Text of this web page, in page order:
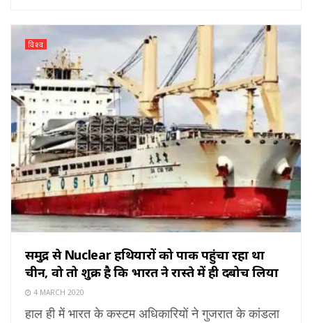
विश्व
समुद्र से Nuclear हथियारों को पाक पहुंचा रहा था
चीन, वो तो शुक्र है कि भारत ने रास्ते में ही दबोच लिया
4 MARCH 2020
हाल ही में भारत के कस्टम अधिकारियों ने गुजरात के कांडला